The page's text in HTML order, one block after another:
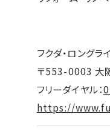
フクダ・ロング
〒553-0003 大
フリーダイヤル：
https://